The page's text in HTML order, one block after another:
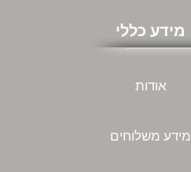
מידע כללי
אודות
מידע משלוחים